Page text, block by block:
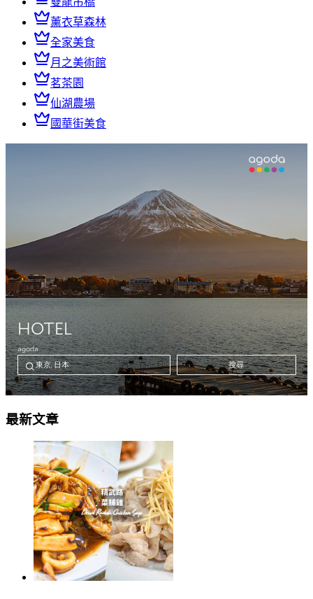
薰衣草森林
全家美食
月之美術館
茗茶園
仙湖農場
國華街美食
最新文章